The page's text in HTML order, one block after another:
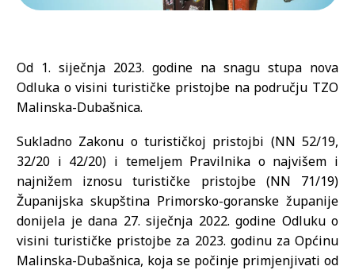
Od 1. siječnja 2023. godine na snagu stupa nova
Odluka o visini turističke pristojbe na području TZO
Malinska-Dubašnica.
Sukladno Zakonu o turističkoj pristojbi (NN 52/19,
32/20 i 42/20) i temeljem Pravilnika o najvišem i
najnižem iznosu turističke pristojbe (NN 71/19)
Županijska skupština Primorsko-goranske županije
donijela je dana 27. siječnja 2022. godine Odluku o
visini turističke pristojbe za 2023. godinu za Općinu
Malinska-Dubašnica, koja se počinje primjenjivati od